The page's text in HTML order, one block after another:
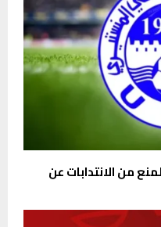
من الانتدابات عن